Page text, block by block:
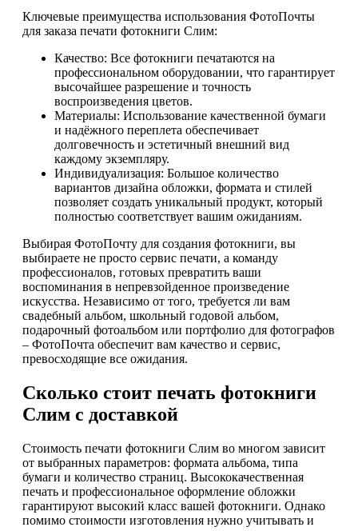
Ключевые преимущества использования ФотоПочты
для заказа печати фотокниги Слим:
Качество: Все фотокниги печатаются на
профессиональном оборудовании, что гарантирует
высочайшее разрешение и точность
воспроизведения цветов.
Материалы: Использование качественной бумаги
и надёжного переплета обеспечивает
долговечность и эстетичный внешний вид
каждому экземпляру.
Индивидуализация: Большое количество
вариантов дизайна обложки, формата и стилей
позволяет создать уникальный продукт, который
полностью соответствует вашим ожиданиям.
Выбирая ФотоПочту для создания фотокниги, вы
выбираете не просто сервис печати, а команду
профессионалов, готовых превратить ваши
воспоминания в непревзойденное произведение
искусства. Независимо от того, требуется ли вам
свадебный альбом, школьный годовой альбом,
подарочный фотоальбом или портфолио для фотографов
– ФотоПочта обеспечит вам качество и сервис,
превосходящие все ожидания.
Сколько стоит печать фотокниги
Слим с доставкой
Стоимость печати фотокниги Слим во многом зависит
от выбранных параметров: формата альбома, типа
бумаги и количество страниц. Высококачественная
печать и профессиональное оформление обложки
гарантируют высокий класс вашей фотокниги. Однако
помимо стоимости изготовления нужно учитывать и